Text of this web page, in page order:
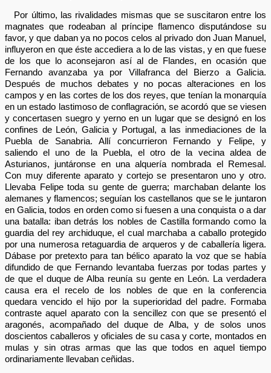
Por último, las rivalidades mismas que se suscitaron entre los
magnates que rodeaban al príncipe flamenco disputándose su
favor, y que daban ya no pocos celos al privado don Juan Manuel,
influyeron en que éste accediera a lo de las vistas, y en que fuese
de los que lo aconsejaron así al de Flandes, en ocasión que
Fernando avanzaba ya por Villafranca del Bierzo a Galicia.
Después de muchos debates y no pocas alteraciones en los
campos y en las cortes de los dos reyes, que tenían la monarquía
en un estado lastimoso de conflagración, se acordó que se viesen
y concertasen suegro y yerno en un lugar que se designó en los
confines de León, Galicia y Portugal, a las inmediaciones de la
Puebla de Sanabria. Allí concurrieron Fernando y Felipe, y
saliendo el uno de la Puebla, el otro de la vecina aldea de
Asturianos, juntáronse en una alquería nombrada el Remesal.
Con muy diferente aparato y cortejo se presentaron uno y otro.
Llevaba Felipe toda su gente de guerra; marchaban delante los
alemanes y flamencos; seguían los castellanos que se le juntaron
en Galicia, todos en orden como si fuesen a una conquista o a dar
una batalla: iban detrás los nobles de Castilla formando como la
guardia del rey archiduque, el cual marchaba a caballo protegido
por una numerosa retaguardia de arqueros y de caballería ligera.
Dábase por pretexto para tan bélico aparato la voz que se había
difundido de que Fernando levantaba fuerzas por todas partes y
de que el duque de Alba reunía su gente en León. La verdadera
causa era el recelo de los nobles de que en la conferencia
quedara vencido el hijo por la superioridad del padre. Formaba
contraste aquel aparato con la sencillez con que se presentó el
aragonés, acompañado del duque de Alba, y de solos unos
doscientos caballeros y oficiales de su casa y corte, montados en
mulas y sin otras armas que las que todos en aquel tiempo
ordinariamente llevaban ceñidas.